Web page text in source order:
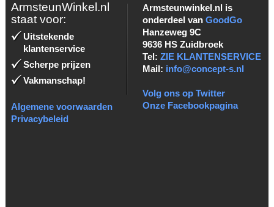
ArmsteunWinkel.nl
staat voor:
Uitstekende
klantenservice
Scherpe prijzen
Vakmanschap!
Algemene voorwaarden
Privacybeleid
Armsteunwinkel.nl is
onderdeel van GoodGo
Hanzeweg 9C
9636 HS Zuidbroek
Tel: ZIE KLANTENSERVICE
Mail: info@concept-s.nl
Volg ons op Twitter
Onze Facebookpagina